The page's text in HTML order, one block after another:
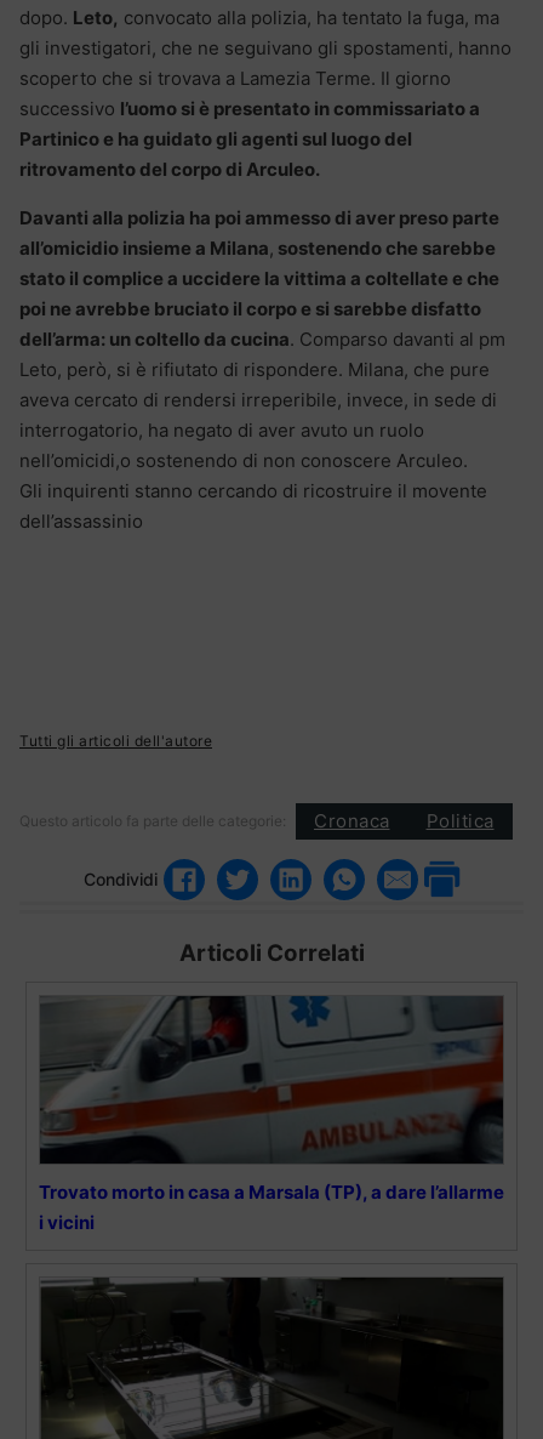
dopo. Leto, convocato alla polizia, ha tentato la fuga, ma
gli investigatori, che ne seguivano gli spostamenti, hanno
scoperto che si trovava a Lamezia Terme. Il giorno
successivo l’uomo si è presentato in commissariato a
Partinico e ha guidato gli agenti sul luogo del
ritrovamento del corpo di Arculeo.
Davanti alla polizia ha poi ammesso di aver preso parte
all’omicidio insieme a Milana, sostenendo che sarebbe
stato il complice a uccidere la vittima a coltellate e che
poi ne avrebbe bruciato il corpo e si sarebbe disfatto
dell’arma: un coltello da cucina. Comparso davanti al pm
Leto, però, si è rifiutato di rispondere. Milana, che pure
aveva cercato di rendersi irreperibile, invece, in sede di
interrogatorio, ha negato di aver avuto un ruolo
nell’omicidi,o sostenendo di non conoscere Arculeo.
Gli inquirenti stanno cercando di ricostruire il movente
dell’assassinio
Tutti gli articoli dell'autore
Questo articolo fa parte delle categorie: Cronaca Politica
Condividi
Articoli Correlati
Trovato morto in casa a Marsala (TP), a dare l’allarme
i vicini